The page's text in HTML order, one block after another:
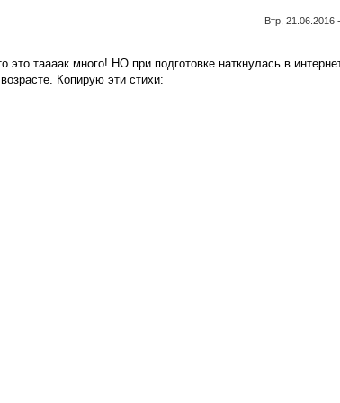
Втр, 21.06.2016
таааак много! НО при подготовке наткнулась в
Копирую эти стихи: